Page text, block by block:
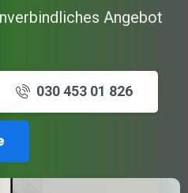
Angebot
030 453 01 826